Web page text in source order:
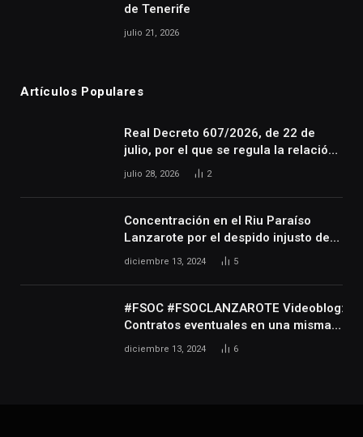
de Tenerife
julio 21, 2026
Artículos Populares
Real Decreto 607/2026, de 22 de
julio, por el que se regula la relación
laboral especial de las personas
en las artes escénicas, audiovisuales
y musicales, así como de las
personas que realizan actividades
el desarrollo de dicha actividad
julio 28, 2026 2
Concentración en el Riu Paraíso
Lanzarote por el despido injusto de
la trabajadora Katerine
diciembre 13, 2024 5
#FSOC #FSOCLANZAROTE Videoblog:
Contratos eventuales en una misma
empresa durante varios años
diciembre 13, 2024 6